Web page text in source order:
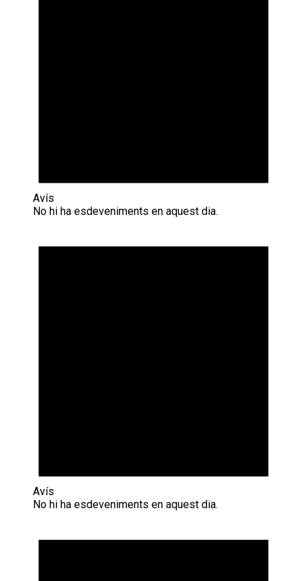
Avís
No hi ha esdeveniments en aquest dia.
Avís
No hi ha esdeveniments en aquest dia.